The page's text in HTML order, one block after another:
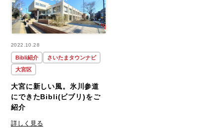
2022.10.28
Bibli紹介
さいたまタウンナビ
大宮区
大宮に新しい風。氷川参道
にできたBibli(ビブリ)をご
紹介
詳しく見る